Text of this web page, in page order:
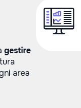
gestire
area